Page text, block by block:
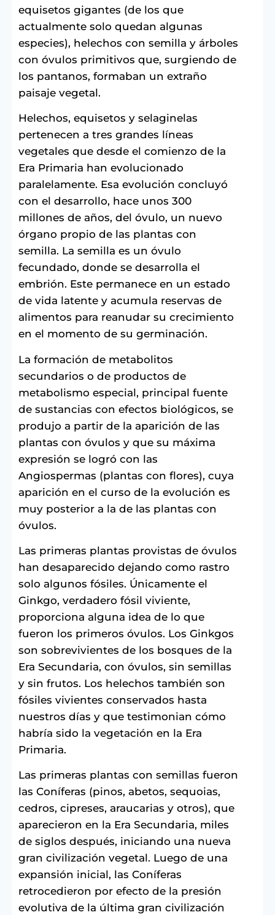
equisetos gigantes (de los que
actualmente solo quedan algunas
especies), helechos con semilla y árboles
con óvulos primitivos que, surgiendo de
los pantanos, formaban un extraño
paisaje vegetal.
Helechos, equisetos y selaginelas
pertenecen a tres grandes líneas
vegetales que desde el comienzo de la
Era Primaria han evolucionado
paralelamente. Esa evolución concluyó
con el desarrollo, hace unos 300
millones de años, del óvulo, un nuevo
órgano propio de las plantas con
semilla. La semilla es un óvulo
fecundado, donde se desarrolla el
embrión. Este permanece en un estado
de vida latente y acumula reservas de
alimentos para reanudar su crecimiento
en el momento de su germinación.
La formación de metabolitos
secundarios o de productos de
metabolismo especial, principal fuente
de sustancias con efectos biológicos, se
produjo a partir de la aparición de las
plantas con óvulos y que su máxima
expresión se logró con las
Angiospermas (plantas con flores), cuya
aparición en el curso de la evolución es
muy posterior a la de las plantas con
óvulos.
Las primeras plantas provistas de óvulos
han desaparecido dejando como rastro
solo algunos fósiles. Únicamente el
Ginkgo, verdadero fósil viviente,
proporciona alguna idea de lo que
fueron los primeros óvulos. Los Ginkgos
son sobrevivientes de los bosques de la
Era Secundaria, con óvulos, sin semillas
y sin frutos. Los helechos también son
fósiles vivientes conservados hasta
nuestros días y que testimonian cómo
habría sido la vegetación en la Era
Primaria.
Las primeras plantas con semillas fueron
las Coníferas (pinos, abetos, sequoias,
cedros, cipreses, araucarias y otros), que
aparecieron en la Era Secundaria, miles
de siglos después, iniciando una nueva
gran civilización vegetal. Luego de una
expansión inicial, las Coníferas
retrocedieron por efecto de la presión
evolutiva de la última gran civilización